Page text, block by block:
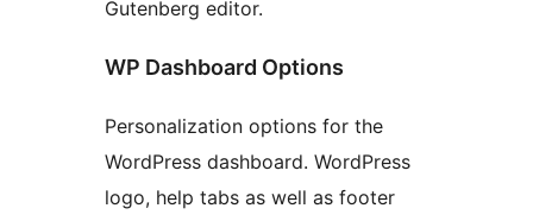
Gutenberg editor.
WP Dashboard Options
Personalization options for the
WordPress dashboard. WordPress
logo, help tabs as well as footer